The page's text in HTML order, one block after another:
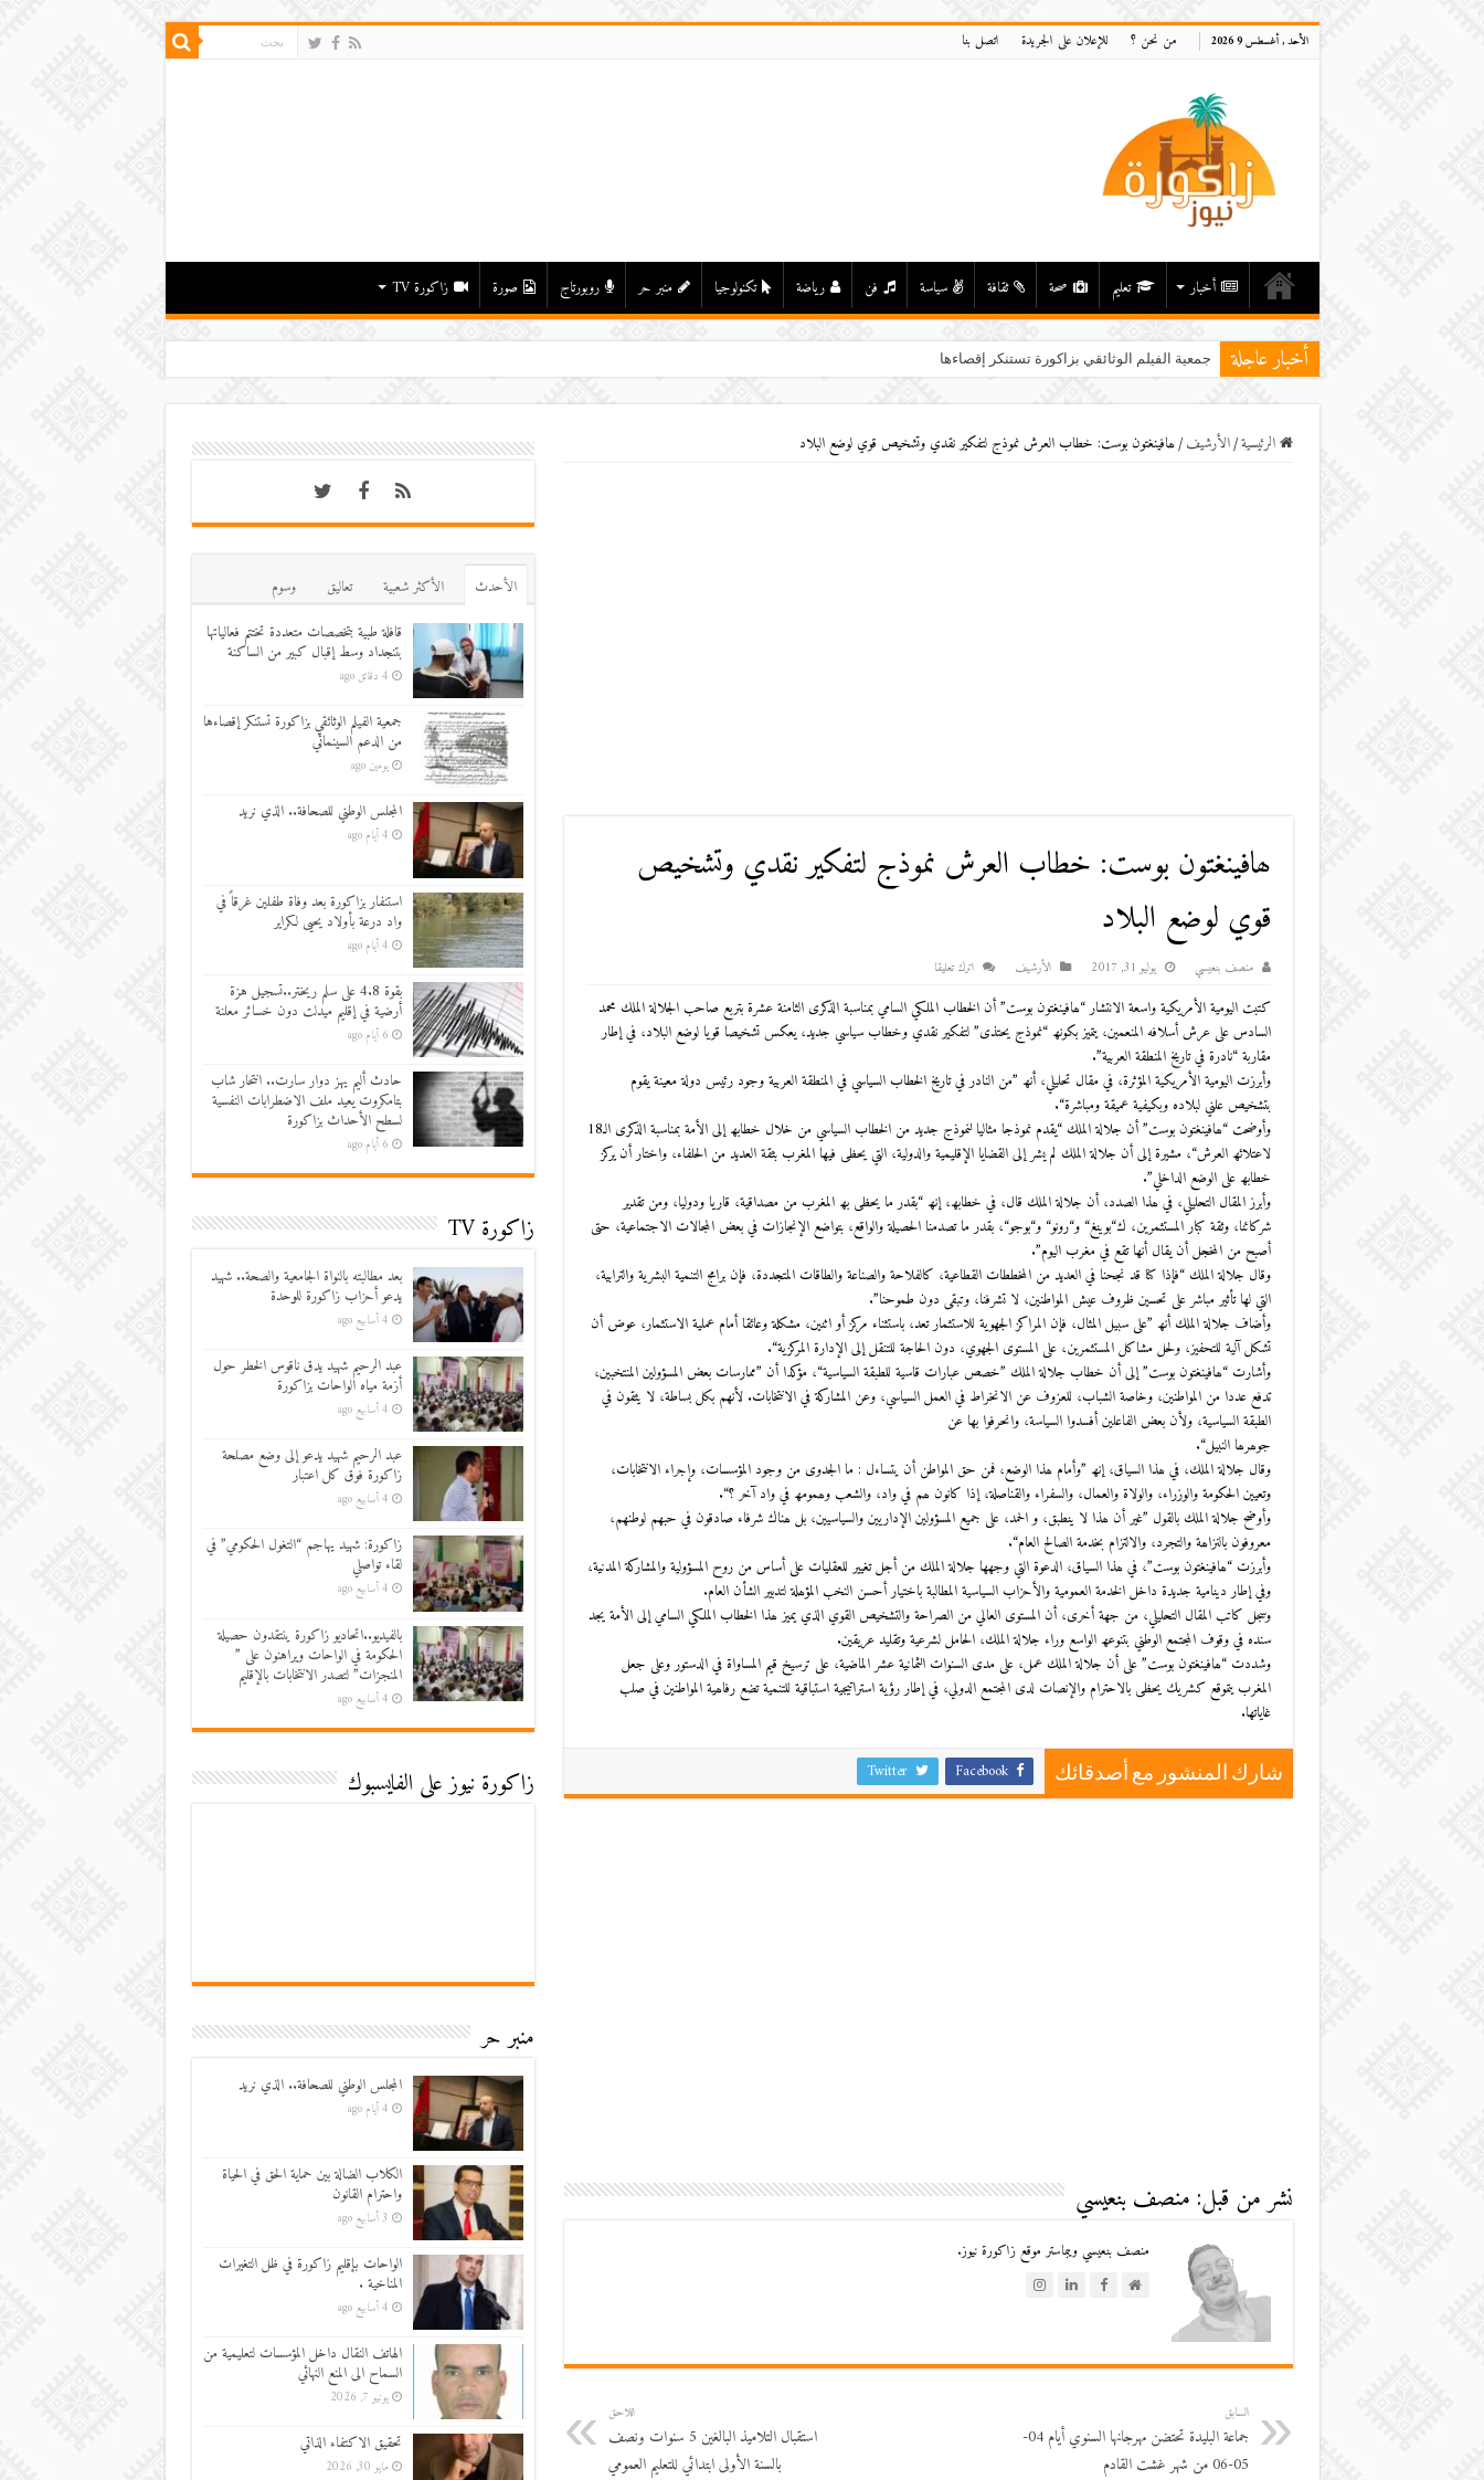
الأحد , أغسطس 9 2026 من نحن ؟ للإعلان على الجريدة اتصل بنا
أخبار تعليم صحة ثقافة سياسة فن رياضة تكنولوجيا منبر حر روبورتاج صورة زاكورة TV
أخبار عاجلة جمعية الفيلم الوثائقي بزاكورة تستنكر إقصاءها من الدعم السينمائي
الرئيسية/اﻷرشيف/ھافینغتون بوست: خطاب العرش نموذج لتفكیر نقدي وتشخیص قوي لوضع البلاد
ھافینغتون بوست: خطاب العرش نموذج لتفكیر نقدي وتشخیص
قوي لوضع البلاد
منصف بنعيسي يوليو 31, 2017 اﻷرشيف اترك تعليقا
كتبت الیومیة الأمریكیة واسعة الانتشار “ھافینغتون بوست” أن الخطاب الملكي السامي بمناسبة الذكرى الثامنة عشرة بتربع صاحب الجلالة الملك محمد
السادس على عرش أسلافه المنعمین، یتمیز بكونھ “نموذج یحتذى” لتفكیر نقدي وخطاب سیاسي جدید، یعكس تشخیصا قویا لوضع البلاد، في إطار
مقاربة “نادرة في تاریخ المنطقة العربیة”.
وأبرزت الیومیة الأمریكیة المؤثرة، في مقال تحلیلي، أنھ ”من النادر في تاریخ الخطاب السیاسي في المنطقة العربیة وجود رئیس دولة معینة یقوم
بتشخیص علني لبلاده وبكیفیة عمیقة ومباشرة“.
وأوضحت “ھافینغتون بوست” أن جلالة الملك “یقدم نموذجا مثالیا لنموذج جدید من الخطاب السیاسي من خلال خطابھ إلى الأمة بمناسبة الذكرى الـ18
لاعتلائھ العرش“، مشیرة إلى أن جلالة الملك لم یشر إلى القضایا الإقلیمیة والدولیة، التي یحظى فیھا المغرب بثقة العدید من الحلفاء، واختار أن یركز
خطابھ على الوضع الداخلي”.
وأبرز المقال التحلیلي، في ھذا الصدد، أن جلالة الملك قال، في خطابھ، إنھ “بقدر ما یحظى بھ المغرب من مصداقیة، قاریا ودولیا، ومن تقدیر
شركائنا، وثقة كبار المستثمرین، ك“بوینغ“ و“رونو“ و“بوجو“، بقدر ما تصدمنا الحصیلة والواقع، بتواضع الإنجازات في بعض المجالات الاجتماعیة، حتى
أصبح من المخجل أن یقال أنھا تقع في مغرب الیوم”.
وقال جلالة الملك “فإذا كنا قد نجحنا في العدید من المخططات القطاعیة، كالفلاحة والصناعة والطاقات المتجددة، فإن برامج التنمیة البشریة والترابیة،
التي لھا تأثیر مباشر على تحسین ظروف عیش المواطنین، لا تشرفنا، وتبقى دون طموحنا”.
وأضاف جلالة الملك أنھ ”على سبیل المثال، فإن المراكز الجھویة للاستثمار تعد، باستثناء مركز أو اثنین، مشكلة وعائقا أمام عملیة الاستثمار، عوض أن
تشكل آلیة للتحفیز، ولحل مشاكل المستثمرین، على المستوى الجھوي، دون الحاجة للتنقل إلى الإدارة المركزیة“.
وأشارت “ھافینغتون بوست” إلى أن خطاب جلالة الملك ”خصص عبارات قاسیة للطبقة السیاسیة“، مؤكدا أن ”ممارسات بعض المسؤولین المنتخبین،
تدفع عددا من المواطنین، وخاصة الشباب، للعزوف عن الانخراط في العمل السیاسي، وعن المشاركة في الانتخابات. لأنھم بكل بساطة، لا یثقون في
الطبقة السیاسیة، ولأن بعض الفاعلین أفسدوا السیاسة، وانحرفوا بھا عن
جوھرھا النبیل“.
وقال جلالة الملك، في ھذا السیاق، إنھ ”وأمام ھذا الوضع، فمن حق المواطن أن یتساءل : ما الجدوى من وجود المؤسسات، وإجراء الانتخابات،
وتعیین الحكومة والوزراء، والولاة والعمال، والسفراء والقناصلة، إذا كانون ھم في واد، والشعب وھمومھ في واد آخر ؟“.
وأوضح جلالة الملك بالقول ”غیر أن ھذا لا ینطبق، و الحمد، على جمیع المسؤولین الإداریین والسیاسیین، بل ھناك شرفاء صادقون في حبھم لوطنھم،
معروفون بالنزاھة والتجرد، والالتزام بخدمة الصالح العام“.
وأبرزت “ھافینغتون بوست”، في ھذا السیاق، الدعوة التي وجھھا جلالة الملك من أجل تغییر للعقلیات على أساس من روح المسؤولیة والمشاركة المدنیة،
وفي إطار دینامیة جدیدة داخل الخدمة العمومیة والأحزاب السیاسیة المطالبة باختیار أحسن النخب المؤھلة لتدبیر الشأن العام.
وسجل كاتب المقال التحلیلي، من جھة أخرى، أن المستوى العالي من الصراحة والتشخیص القوي الذي یمیز ھذا الخطاب الملكي السامي إلى الأمة یجد
سنده في وقوف المجتمع الوطني بتنوعھ الواسع وراء جلالة الملك، الحامل لشرعیة وتقلید عریقین.
وشددت “ھافینغتون بوست” على أن جلالة الملك عمل، على مدى السنوات الثمانیة عشر الماضیة، على ترسیخ قیم المساواة في الدستور وعلى جعل
المغرب یتموقع كشریك یحظى بالاحترام والإنصات لدى المجتمع الدولي، في إطار رؤیة استراتیجیة استباقیة للتنمیة تضع رفاھیة المواطنین في صلب
غایاتھا.
شارك المنشور مع أصدقائك Facebook
Twitter
نشر من قبل: منصف بنعيسي
منصف بنعيسي ويبماستر موقع زاكورة نيوز.
السابق
جماعة البليدة تحتضن مهرجانها السنوي أيام 04-
05-06 من شهر غشت القادم
اللاحق
استقبال التلاميذ البالغين 5 سنوات ونصف
بالسنة الأولى ابتدائي للتعليم العمومي
اﻷحدث اﻷكثر شعبية تعاليق
وسوم
قافلة طبية بتخصصات متعددة تختتم فعالياتها
بتنجداد وسط إقبال كبير من الساكنة
4 دقائق ago
جمعية الفيلم الوثائقي بزاكورة تستنكر إقصاءها
من الدعم السينمائي
يومين ago
المجلس الوطني للصحافة.. الذي نريد
4 أيام ago
استنفار بزاكورة بعد وفاة طفلين غرقاً في
واد درعة بأولاد يحيى لكراير
4 أيام ago
بقوة 4.8 على سلم ريختر..تسجيل هزة
أرضية في إقليم ميدلت دون خسائر معلنة
6 أيام ago
حادث أليم يهز دوار سارت.. انتحار شاب
بتامكروت يعيد ملف الاضطرابات النفسية
لسطح الأحداث بزاكورة
6 أيام ago
زاكورة TV
بعد مطالبته بالنواة الجامعية والصحة.. شهيد
يدعو أحزاب زاكورة للوحدة
4 أسابيع ago
عبد الرحيم شهيد يدق ناقوس الخطر حول
أزمة مياه الواحات بزاكورة
4 أسابيع ago
عبد الرحيم شهيد يدعو إلى وضع مصلحة
زاكورة فوق كل اعتبار
4 أسابيع ago
زاكورة: شهيد يهاجم “التغول الحكومي” في
لقاء تواصلي
4 أسابيع ago
بالفيديو..اتحاديو زاكورة ينتقدون حصيلة
الحكومة في الواحات ويراهنون على ”
المنجزات” لتصدر الانتخابات بالإقليم
4 أسابيع ago
زاكورة نيوز على الفايسبوك
منبر حر
المجلس الوطني للصحافة.. الذي نريد
4 أيام ago
الكلاب الضالة بين حماية الحق في الحياة
واحترام القانون
3 أسابيع ago
الواحات بإقليم زاكورة في ظل التغيرات
المناخية .
4 أسابيع ago
الهاتف النقال داخل المؤسسات لتعليمية من
السماح الى المنع النهائي
يونيو 7, 2026
تحقيق الاكتفاء الذاتي
مايو 30, 2026